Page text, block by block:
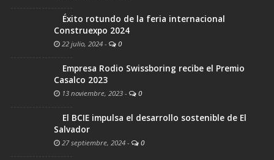
Éxito rotundo de la feria internacional
Construexpo 2024
22 julio, 2024 - 0
Empresa Rodio Swissboring recibe el Premio
Casalco 2023
13 noviembre, 2023 - 0
El BCIE impulsa el desarrollo sostenible de El
Salvador
27 septiembre, 2024 - 0